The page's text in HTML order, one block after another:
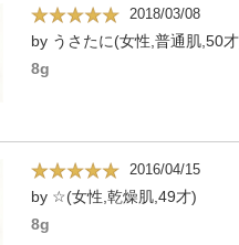
2018/03/08
by うさたに(女性,普通肌,50
8g
2016/04/15
by ☆(女性,乾燥肌,49才)
8g